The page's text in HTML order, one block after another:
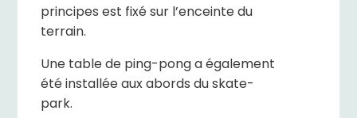
principes est fixé sur l’enceinte du
terrain.
Une table de ping-pong a également
été installée aux abords du skate-
park.